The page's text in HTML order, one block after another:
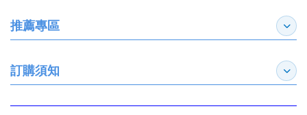
推薦專區 展開
訂購須知 展開